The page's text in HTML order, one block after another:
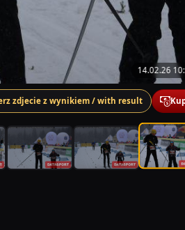
14.02.26
zdjecie z wynikiem / with result